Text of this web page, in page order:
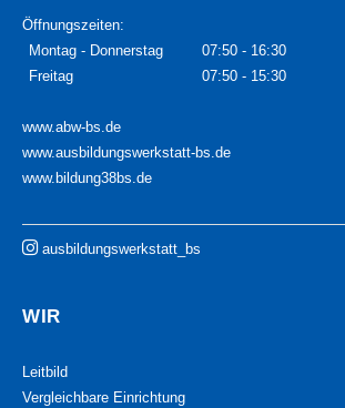
Öffnungszeiten:
Montag - Donnerstag
07:50 - 16:30
Freitag
07:50 - 15:30
www.abw-bs.de
www.ausbildungswerkstatt-bs.de
www.bildung38bs.de
ausbildungswerkstatt_bs
WIR
Leitbild
Vergleichbare Einrichtung